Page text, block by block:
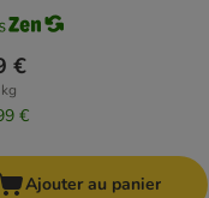
€
€
Ajouter au panier